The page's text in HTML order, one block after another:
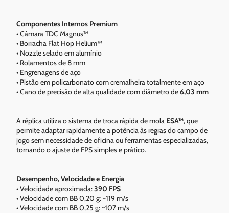
Componentes Internos Premium
• Câmara TDC Magnus™
• Borracha Flat Hop Helium™
• Nozzle selado em alumínio
• Rolamentos de 8 mm
• Engrenagens de aço
• Pistão em policarbonato com cremalheira totalmente em aço
• Cano de precisão de alta qualidade com diâmetro de6,03 mm
A réplica utiliza o sistema de troca rápida de mola ESA™, que
permite adaptar rapidamente a potência às regras do campo de
jogo sem necessidade de oficina ou ferramentas especializadas,
tornando o ajuste de FPS simples e prático.
Desempenho, Velocidade e Energia
• Velocidade aproximada:390 FPS
• Velocidade com BB 0,20 g: ~119 m/s
• Velocidade com BB 0,25 g: ~107 m/s